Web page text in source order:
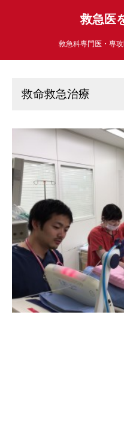
救急医
救急科専門医・専
救命救急治療